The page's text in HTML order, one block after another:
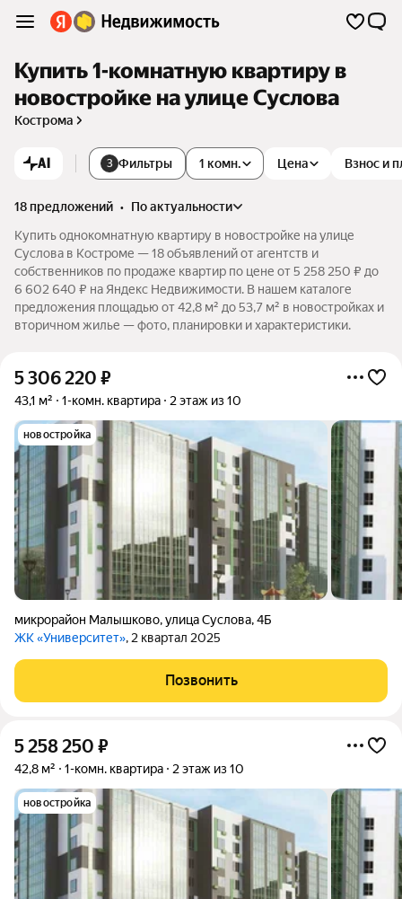
Купить 1-комнатную квартиру в
новостройке на улице Суслова
Кострома
AI 3 Фильтры Цена Взнос и
1 комн.
18 предложений •
по актуальности
Купить однокомнатную квартиру в новостройке на улице
Суслова в Костроме — 18 объявлений от агентств и
собственников по продаже квартир по цене от 5 258 250 ₽ до
6 602 640 ₽ на Яндекс Недвижимости. В нашем каталоге
предложения площадью от 42,8 м² до 53,7 м² в новостройках и
вторичном жилье — фото, планировки и характеристики.
5 306 220 ₽
43,1 м² 1-комн. квартира 2 этаж из 10
новостройка
микрорайон Малышково,улица Суслова,4Б
ЖК «Университет», 2 квартал 2025
Позвонить
5 258 250 ₽
42,8 м² 1-комн. квартира 2 этаж из 10
новостройка